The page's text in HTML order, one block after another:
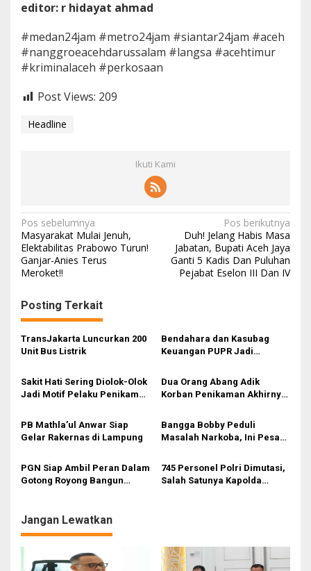
editor: r hidayat ahmad
#medan24jam #metro24jam #siantar24jam #aceh
#nanggroeacehdarussalam #langsa #acehtimur
#kriminalaceh #perkosaan
Post Views: 209
Headline
Ikuti Kami
N
a
v
g
a
s
p
o
s
Pos sebelumnya
Masyarakat Mulai Jenuh,
Elektabilitas Prabowo Turun!
Ganjar-Anies Terus
Meroket!!
Pos berikutnya
Duh! Jelang Habis Masa
Jabatan, Bupati Aceh Jaya
Ganti 5 Kadis Dan Puluhan
Pejabat Eselon III Dan IV
Posting Terkait
TransJakarta Luncurkan 200
Unit Bus Listrik
Bendahara dan Kasubag
Keuangan PUPR Jadi
Sakit Hati Sering Diolok-Olok
Jadi Motif Pelaku Penikaman
Dua Orang Abang Adik
Korban Penikaman Akhirnya
PB Mathla’ul Anwar Siap
Gelar Rakernas di Lampung
Bangga Bobby Peduli
Masalah Narkoba, Ini Pesan
PGN Siap Ambil Peran Dalam
Gotong Royong Bangun
745 Personel Polri Dimutasi,
Salah Satunya Kapolda
Jangan Lewatkan